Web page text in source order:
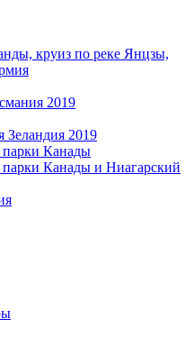
круиз по реке Янцзы,
2019
2019
Канады
Канады и Ниагарский